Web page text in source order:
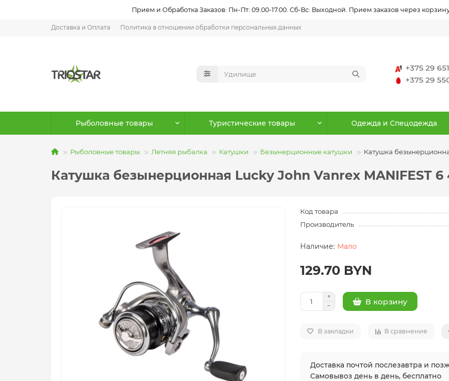
Прием и Обработка Заказов: Пн-Пт: 09.00-17.00. Сб-Вс: Выходной. Прием заказов через
Доставка и Оплата Политика в отношении обработки персональных данных
+375 29
+375 29
Рыболовные товары Туристические товары Одежда и Спецодежда
Рыболовные товары Летняя рыбалка Катушки Безынерционные катушки Катушка
Катушка безынерционная Lucky John Vanrex MANIFEST 6
Код товара
Производитель
Мало
129.70 BYN
В корзину
В закладки В сравнение
Доставка почтой послезавтра и
Самовывоз день в день, бесплатно